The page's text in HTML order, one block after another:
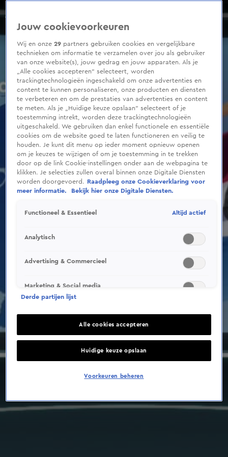
Seizoen 2023
seconds
of
minute,
seconds
Jouw cookievoorkeuren
Wij en onze29 partners gebruiken cookies en vergelijkbare
technieken om informatie te verzamelen over jou als gebruiker
van onze website(s), jouw gedrag en jouw apparaten. Als je
„Alle cookies accepteren” selecteert, worden
trackingtechnologieën ingeschakeld om onze advertenties en
content te kunnen personaliseren, onze producten en diensten
te verbeteren en om de prestaties van advertenties en content
te meten. Als je „Huidige keuze opslaan” selecteert of je
toestemming intrekt, worden deze trackingtechnologieën
uitgeschakeld. We gebruiken dan enkel functionele en essentiële
cookies om de website goed te laten functioneren en veilig te
houden. Je kunt dit menu op ieder moment opnieuw openen
om je keuzes te wijzigen of om je toestemming in te trekken
door op de link Cookie-instellingen onder aan de webpagina te
klikken. Je selecties zullen overal binnen onze Digitale Diensten
worden doorgevoerd.
Raadpleeg onze Cookieverklaring voor
meer informatie.
Bekijk hier onze Digitale Diensten.
Functioneel & Essentieel Altijd actief
Analytisch
Advertising & Commercieel
Marketing & Social media
Derde partijen lijst
Alle cookies accepteren
Huidige keuze opslaan
Voorkeuren beheren